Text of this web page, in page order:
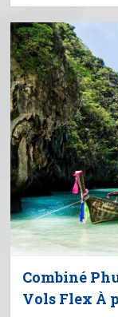
Combiné
Vols Flex À